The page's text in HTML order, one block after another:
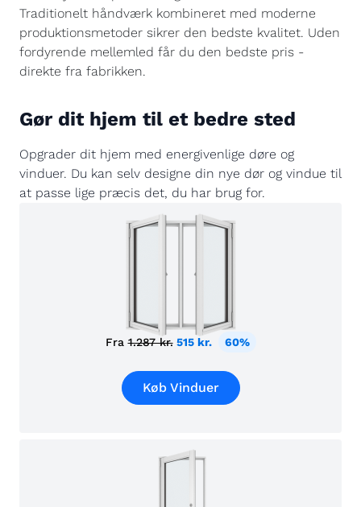
Traditionelt håndværk kombineret med moderne
produktionsmetoder sikrer den bedste kvalitet. Uden
fordyrende mellemled får du den bedste pris -
direkte fra fabrikken.
Gør dit hjem til et bedre sted
Opgrader dit hjem med energivenlige døre og
vinduer. Du kan selv designe din nye dør og vindue til
at passe lige præcis det, du har brug for.
Fra 1.287 kr. 515 kr. 60%
Køb Vinduer